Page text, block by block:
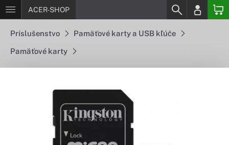
ACER-SHOP
Príslušenstvo Pamäťové karty a USB kľúče
Pamäťové karty